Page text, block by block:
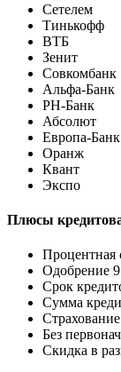
Сетелем
Тинькофф
ВТБ
Зенит
Совкомбанк
Альфа-Банк
РН-Банк
Абсолют
Европа-Банк
Оранж
Квант
Экспо
Плюсы
Процентная
Одобрение
Срок
Сумма
Без
Скидка в